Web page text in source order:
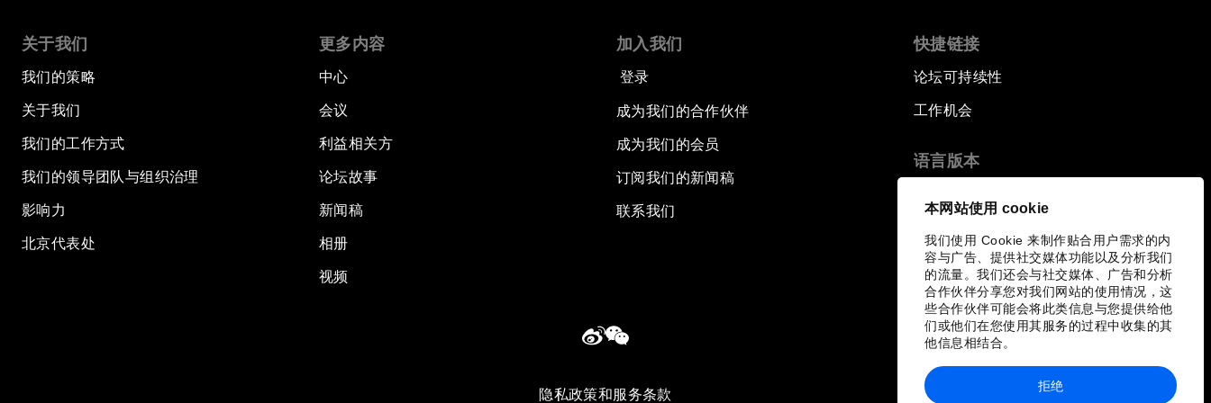
本网站使用 cookie
我们使用 Cookie 来制作贴合用户需求的内
容与广告、提供社交媒体功能以及分析我们
的流量。我们还会与社交媒体、广告和分析
合作伙伴分享您对我们网站的使用情况，这
些合作伙伴可能会将此类信息与您提供给他
们或他们在您使用其服务的过程中收集的其
他信息相结合。
拒绝
关于我们
我们的策略
关于我们
我们的工作方式
我们的领导团队与组织治理
影响力
北京代表处
更多内容
中心
会议
利益相关方
论坛故事
新闻稿
相册
视频
加入我们
登录
成为我们的合作伙伴
成为我们的会员
订阅我们的新闻稿
联系我们
快捷链接
论坛可持续性
工作机会
语言版本
隐私政策和服务条款